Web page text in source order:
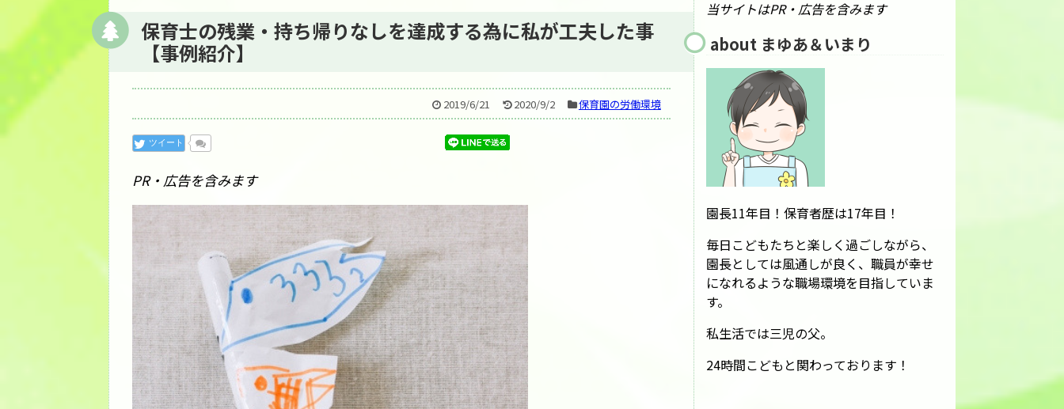
保育士の残業・持ち帰りなしを達成する為に私が工夫した事
【事例紹介】
2019/6/21 2020/9/2 保育園の労働環境
ツイート
PR・広告を含みます
当サイトはPR・広告を含みます
about まゆあ＆いまり
園長11年目！保育者歴は17年目！
毎日こどもたちと楽しく過ごしながら、
園長としては風通しが良く、職員が幸せ
になれるような職場環境を目指していま
す。
私生活では三児の父。
24時間こどもと関わっております！